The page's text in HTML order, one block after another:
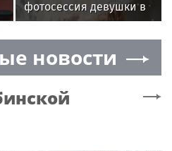
фотосессия девушки в
студии: Элегантный
студии
новости